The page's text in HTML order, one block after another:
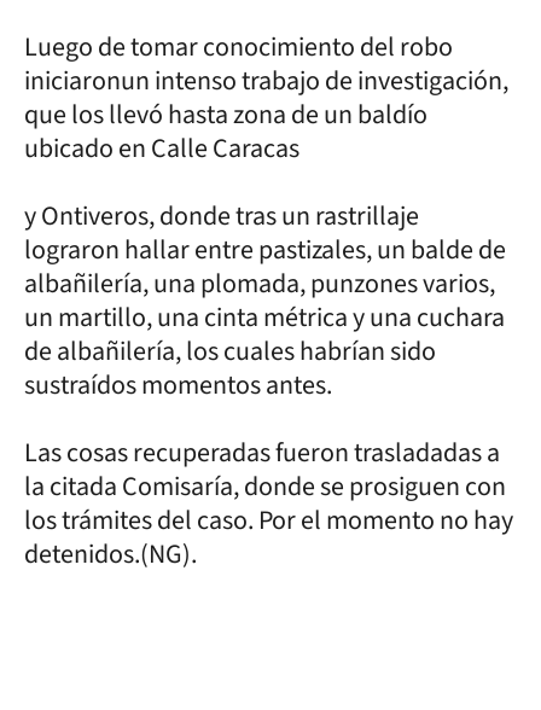
Luego de tomar conocimiento del robo
iniciaronun intenso trabajo de investigación,
que los llevó hasta zona de un baldío
ubicado en Calle Caracas
y Ontiveros, donde tras un rastrillaje
lograron hallar entre pastizales, un balde de
albañilería, una plomada, punzones varios,
un martillo, una cinta métrica y una cuchara
de albañilería, los cuales habrían sido
sustraídos momentos antes.
Las cosas recuperadas fueron trasladadas a
la citada Comisaría, donde se prosiguen con
los trámites del caso. Por el momento no hay
detenidos.(NG).